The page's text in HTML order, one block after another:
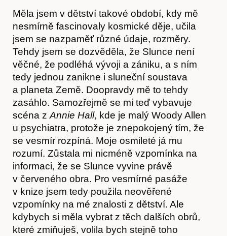
Měla jsem v dětství takové období, kdy mě
nesmírně fascinovaly kosmické děje, učila
jsem se nazpaměť různé údaje, rozměry.
Tehdy jsem se dozvěděla, že Slunce není
věčné, že podléhá vývoji a zániku, a s ním
tedy jednou zanikne i sluneční soustava
a planeta Země. Doopravdy mě to tehdy
zasáhlo. Samozřejmě se mi teď vybavuje
scéna z Annie Hall, kde je malý Woody Allen
u psychiatra, protože je znepokojený tím, že
se vesmír rozpíná. Moje osmileté já mu
rozumí. Zůstala mi nicméně vzpomínka na
informaci, že se Slunce vyvine právě
v červeného obra. Pro vesmírné pasáže
v knize jsem tedy použila neověřené
vzpomínky na mé znalosti z dětství. Ale
kdybych si měla vybrat z těch dalších obrů,
které zmiňuješ, volila bych stejně toho